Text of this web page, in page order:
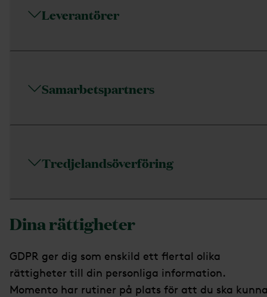
Leverantörer
Samarbetspartners
Tredjelandsöverföring
Dina rättigheter
GDPR ger dig som enskild ett ﬂertal olika
rättigheter till din personliga information.
Momento har rutiner på plats för att du ska